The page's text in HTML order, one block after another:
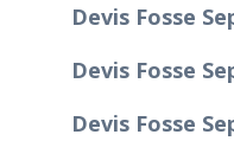
Devis Fosse
Devis Fosse
Devis Fosse